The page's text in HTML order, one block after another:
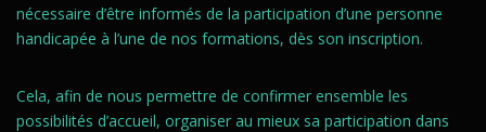
nécessaire d’être informés de la participation d’une personne
handicapée à l’une de nos formations, dès son inscription.
Cela, afin de nous permettre de confirmer ensemble les
possibilités d’accueil, organiser au mieux sa participation dans